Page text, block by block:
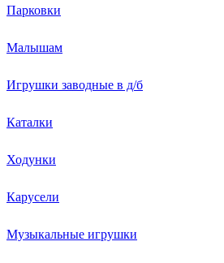
Парковки
Малышам
Игрушки заводные в д/б
Каталки
Ходунки
Карусели
Музыкальные игрушки